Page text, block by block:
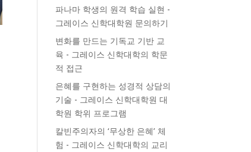
파나마 학생의 원격 학습 실현 -
그레이스 신학대학원 문의하기
변화를 만드는 기독교 기반 교
육 - 그레이스 신학대학의 학문
적 접근
은혜를 구현하는 성경적 상담의
기술 - 그레이스 신학대학원 대
학원 학위 프로그램
칼빈주의자의 ‘무상한 은혜’ 체
험 - 그레이스 신학대학의 교리